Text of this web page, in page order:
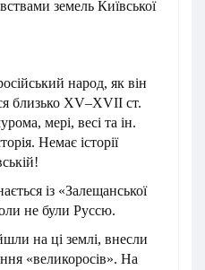
земель Київської
народ, як він
близько XV–XVII ст.
мері, весі та ін.
Немає історії
із «Залещанської
не були Руссю.
на ці землі, внесли
«великоросів». На